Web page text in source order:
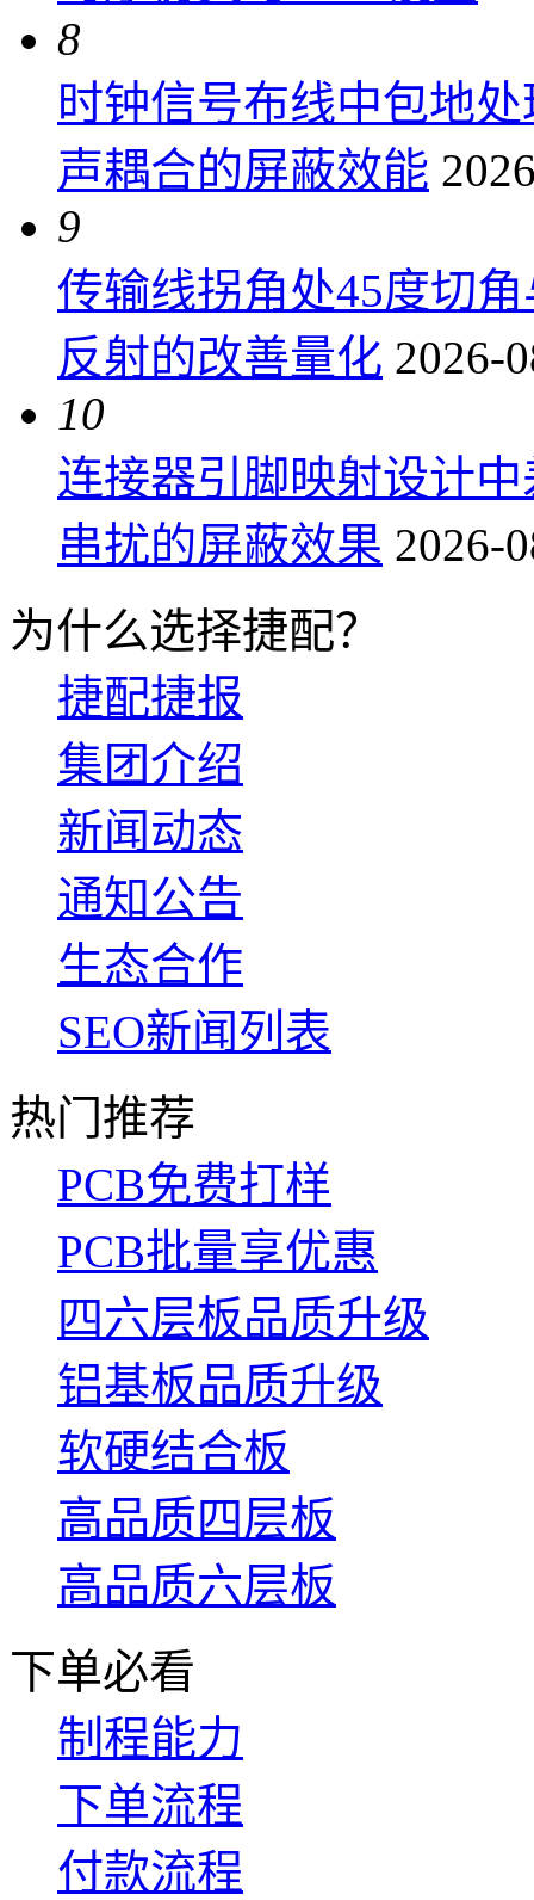
8
时钟信号布线中包地
声耦合的屏蔽效能
9
传输线拐角处45度切
反射的改善量化 2026-
10
连接器引脚映射设计
串扰的屏蔽效果 2026-
为什么选择捷配？
捷配捷报
集团介绍
新闻动态
通知公告
生态合作
SEO新闻列表
热门推荐
PCB免费打样
PCB批量享优惠
四六层板品质升级
铝基板品质升级
软硬结合板
高品质四层板
高品质六层板
下单必看
制程能力
下单流程
付款流程